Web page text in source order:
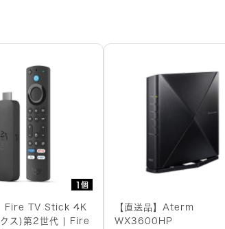
1個
Fire TV Stick 4K
ス)第2世代 | Fire
【直送品】Aterm
WX3600HP